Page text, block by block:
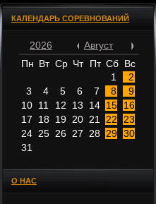
КАЛЕНДАРЬ СОРЕВНОВАНИЙ
2026
Август
Пн Вт Ср Чт Пт Сб Вс
1
2
3
4 5 6 7 8
9
10 11 12 13 14 15
16
17
18 19 20 21 22
23
24 25 26 27 28 29 30
31
О НАС